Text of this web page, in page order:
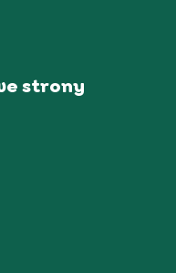
strony